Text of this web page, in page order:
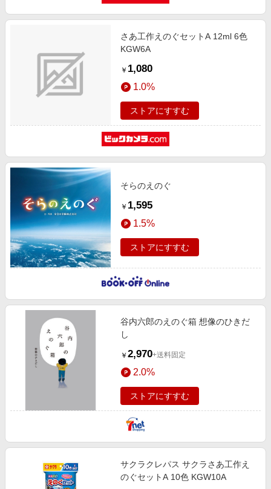
さあ工作えのぐセットA 12ml 6色
KGW6A
￥ 1,080
1.0%
ストアにすすむ
そらのえのぐ
￥ 1,595
1.5%
ストアにすすむ
谷内六郎のえのぐ箱 想像のひきだ
し
￥ 2,970+送料固定
2.0%
ストアにすすむ
サクラクレパス サクラさあ工作え
のぐセットA 10色 KGW10A